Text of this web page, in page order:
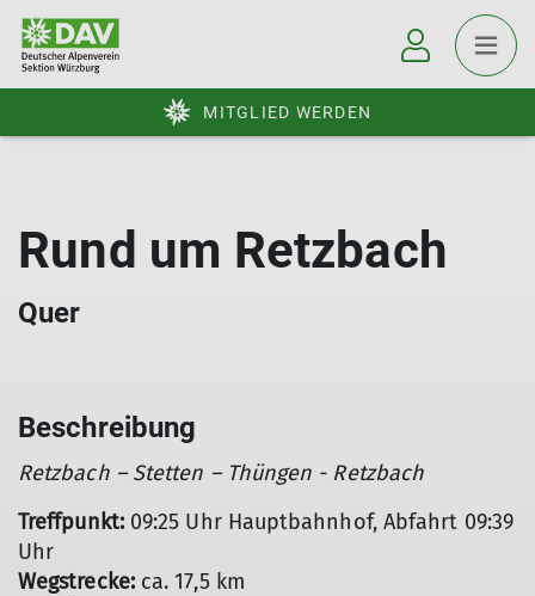
MITGLIED WERDEN
Rund um Retzbach
Quer
Beschreibung
Retzbach – Stetten – Thüngen - Retzbach
Treffpunkt: 09:25 Uhr Hauptbahnhof, Abfahrt 09:39
Uhr
Wegstrecke: ca. 17,5 km